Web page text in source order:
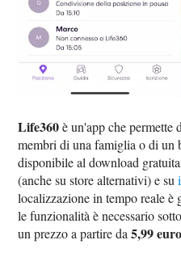
Life360è un'app che permette
membri di una famiglia o di un
disponibile al download
(anche su store alternativi) e su
localizzazione in tempo reale è
le funzionalità è necessario
un prezzo a partire da5,99